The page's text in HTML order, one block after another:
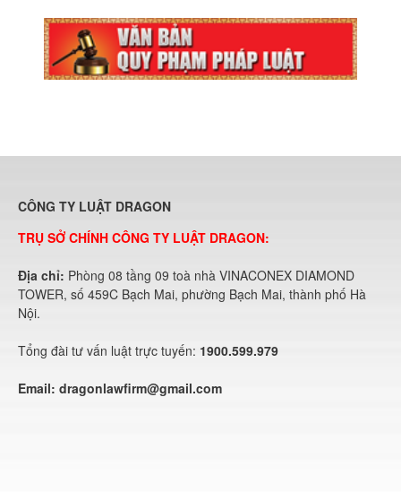
CÔNG TY LUẬT DRAGON
TRỤ SỞ CHÍNH CÔNG TY LUẬT DRAGON:
Địa chỉ: Phòng 08 tầng 09 toà nhà VINACONEX DIAMOND
TOWER, số 459C Bạch Mai, phường Bạch Mai, thành phố Hà
Nội.
Tổng đài tư vấn luật trực tuyến: 1900.599.979
Email: dragonlawfirm@gmail.com